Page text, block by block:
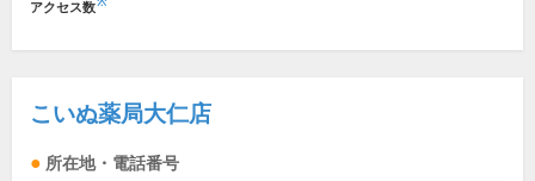
アクセス数
こいぬ薬局大仁店
所在地・電話番号